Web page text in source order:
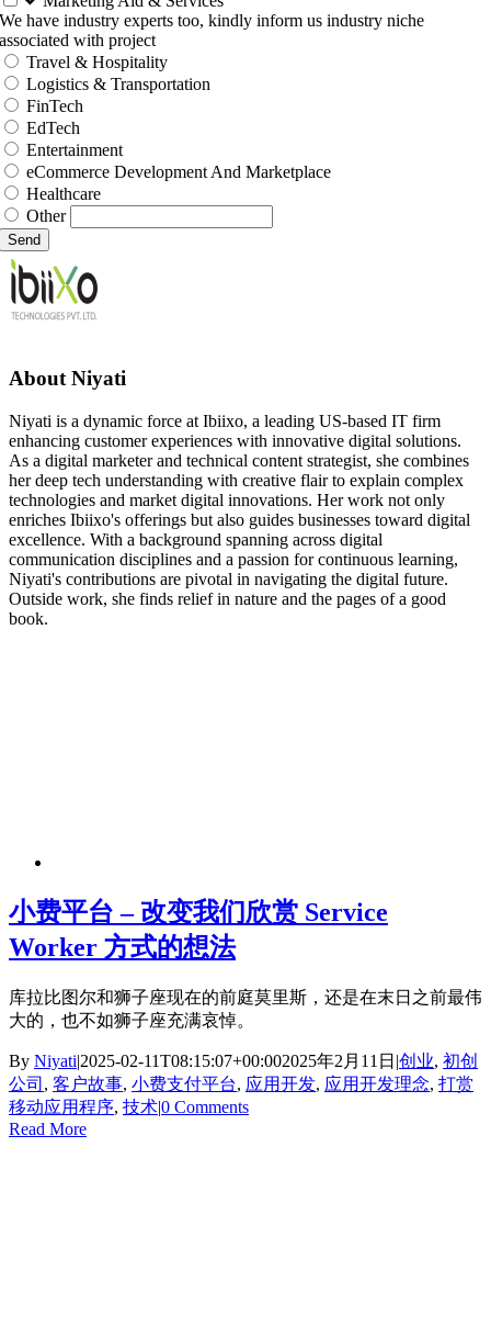
We have industry experts too, kindly inform us industry niche
associated with project
Travel & Hospitality
Logistics & Transportation
FinTech
EdTech
Entertainment
eCommerce Development And Marketplace
Healthcare
Other
Send
About Niyati
Niyati is a dynamic force at Ibiixo, a leading US-based IT firm
enhancing customer experiences with innovative digital solutions.
As a digital marketer and technical content strategist, she combines
her deep tech understanding with creative flair to explain complex
technologies and market digital innovations. Her work not only
enriches Ibiixo's offerings but also guides businesses toward digital
excellence. With a background spanning across digital
communication disciplines and a passion for continuous learning,
Niyati's contributions are pivotal in navigating the digital future.
Outside work, she finds relief in nature and the pages of a good
book.
小费平台 – 改变我们欣赏 Service
Worker 方式的想法
库拉比图尔和狮子座现在的前庭莫里斯，还是在末日之前最伟
大的，也不如狮子座充满哀悼。
By Niyati|2025-02-11T08:15:07+00:002025年2月11日 |创业, 初创
公司 , 客户故事, 小费支付平台, 应用开发, 应用开发理念, 打赏
移动应用程序, 技术|0 Comments
Read More